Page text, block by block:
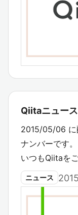
Qiitaニュー
2015/05/06 に
ナンバーです
いつもQiitaを
ニュース